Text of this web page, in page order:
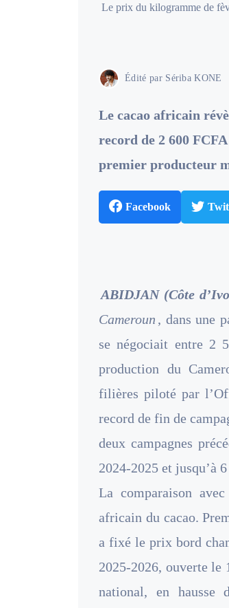
Le prix du kilogramme de
Édité par Sériba KONE
Le cacao africain
record de 2 600
premier producteur
Facebook
ABIDJAN (Côte
Cameroun , dans une
se négociait entre 2
production du
filières piloté par
record de fin de
deux campagnes
2024-2025 et jusqu’à
La comparaison
africain du cacao.
a fixé le prix bord
2025-2026, ouverte le 1
national, en hausse